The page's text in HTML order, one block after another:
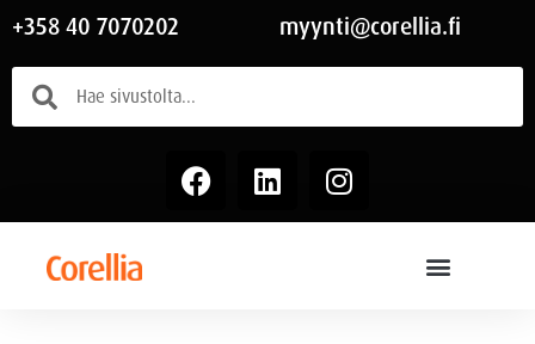
+358 40 7070202 myynti@corellia.fi